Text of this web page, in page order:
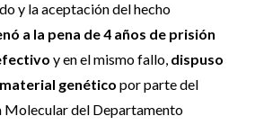
y la aceptación del hecho
a la pena de 4 años de prisión
y en el mismo fallo, dispuso
genético por parte del
Molecular del Departamento